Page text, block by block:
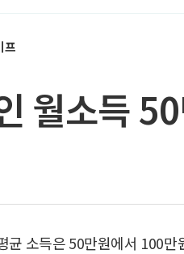
프
월소득
균 소득은 50만원에서 100